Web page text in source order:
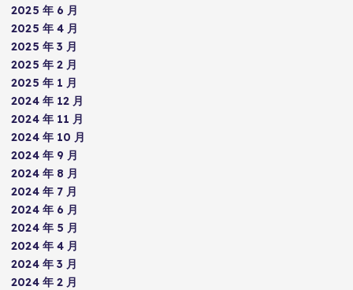
2025 年 6 月
2025 年 4 月
2025 年 3 月
2025 年 2 月
2025 年 1 月
2024 年 12 月
2024 年 11 月
2024 年 10 月
2024 年 9 月
2024 年 8 月
2024 年 7 月
2024 年 6 月
2024 年 5 月
2024 年 4 月
2024 年 3 月
2024 年 2 月